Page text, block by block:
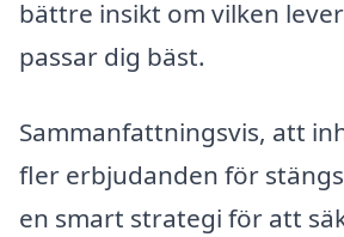
bättre insikt om vilken
passar dig bäst.
Sammanfattningsvis, att
fler erbjudanden för
en smart strategi för att